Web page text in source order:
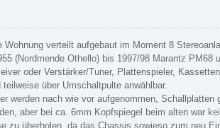
Wohnung verteilt aufgebaut im Moment 8
(Nordmende Othello) bis 1997/98 Marantz
oder Verstärker/Tuner, Plattenspieler,
über Umschaltpulte anwählbar.
werden nach wie vor aufgenommen,
aber bei ca. 6mm Kopfspiegel beim alten war
zu überholen, da das Chassis sowieso zum neu